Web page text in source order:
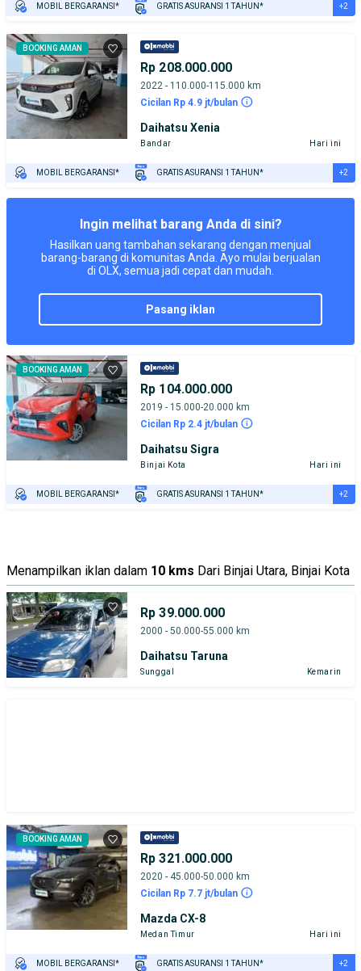
MOBIL BERGARANSI* GRATIS ASURANSI 1 TAHUN* +2
BOOKING AMAN
Rp 208.000.000
2022 - 110.000-115.000 km
Cicilan Rp 4.9 jt/bulan
Daihatsu Xenia
Bandar Hari ini
MOBIL BERGARANSI* GRATIS ASURANSI 1 TAHUN* +2
Ingin melihat barang Anda di sini?
Hasilkan uang tambahan sekarang dengan menjual
barang-barang di komunitas Anda. Ayo mulai berjualan
di OLX, semua jadi cepat dan mudah.
pasang iklan
BOOKING AMAN
Rp 104.000.000
2019 - 15.000-20.000 km
Cicilan Rp 2.4 jt/bulan
Daihatsu Sigra
Binjai Kota Hari ini
MOBIL BERGARANSI* GRATIS ASURANSI 1 TAHUN* +2
Menampilkan iklan dalam 10 kms Dari Binjai Utara, Binjai Kota
Rp 39.000.000
2000 - 50.000-55.000 km
Daihatsu Taruna
Sunggal Kemarin
BOOKING AMAN
Rp 321.000.000
2020 - 45.000-50.000 km
Cicilan Rp 7.7 jt/bulan
Mazda CX-8
Medan Timur Hari ini
MOBIL BERGARANSI* GRATIS ASURANSI 1 TAHUN* +2